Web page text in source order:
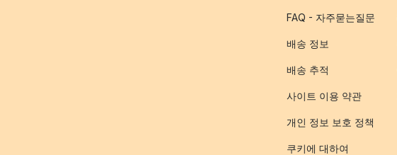
FAQ - 자주묻는질문
배송 정보
배송 추적
사이트 이용 약관
개인 정보 보호 정책
쿠키에 대하여